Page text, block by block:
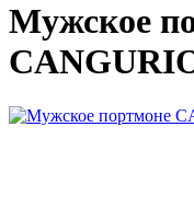
Мужское